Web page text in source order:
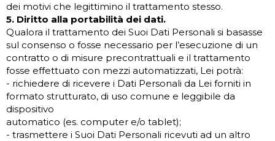
dei motivi che legittimino il trattamento stesso.
5. Diritto alla portabilità dei dati.
Qualora il trattamento dei Suoi Dati Personali si basasse
sul consenso o fosse necessario per l’esecuzione di un
contratto o di misure precontrattuali e il trattamento
fosse effettuato con mezzi automatizzati, Lei potrà:
- richiedere di ricevere i Dati Personali da Lei forniti in
formato strutturato, di uso comune e leggibile da
dispositivo
automatico (es. computer e/o tablet);
- trasmettere i Suoi Dati Personali ricevuti ad un altro